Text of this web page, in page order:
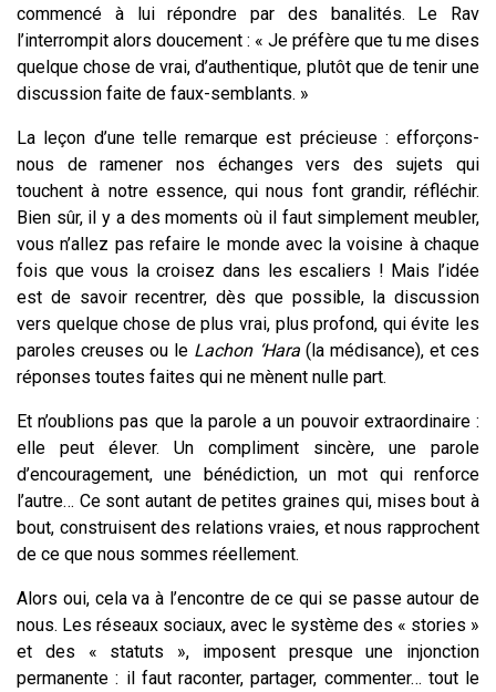
commencé à lui répondre par des banalités. Le Rav
l’interrompit alors doucement : « Je préfère que tu me dises
quelque chose de vrai, d’authentique, plutôt que de tenir une
discussion faite de faux-semblants. »
La leçon d’une telle remarque est précieuse : efforçons-
nous de ramener nos échanges vers des sujets qui
touchent à notre essence, qui nous font grandir, réfléchir.
Bien sûr, il y a des moments où il faut simplement meubler,
vous n’allez pas refaire le monde avec la voisine à chaque
fois que vous la croisez dans les escaliers ! Mais l’idée
est de savoir recentrer, dès que possible, la discussion
vers quelque chose de plus vrai, plus profond, qui évite les
paroles creuses ou le Lachon ‘Hara(la médisance), et ces
réponses toutes faites qui ne mènent nulle part.
Et n’oublions pas que la parole a un pouvoir extraordinaire :
elle peut élever. Un compliment sincère, une parole
d’encouragement, une bénédiction, un mot qui renforce
l’autre… Ce sont autant de petites graines qui, mises bout à
bout, construisent des relations vraies, et nous rapprochent
de ce que nous sommes réellement.
Alors oui, cela va à l’encontre de ce qui se passe autour de
nous. Les réseaux sociaux, avec le système des « stories »
et des « statuts », imposent presque une injonction
permanente : il faut raconter, partager, commenter… tout le